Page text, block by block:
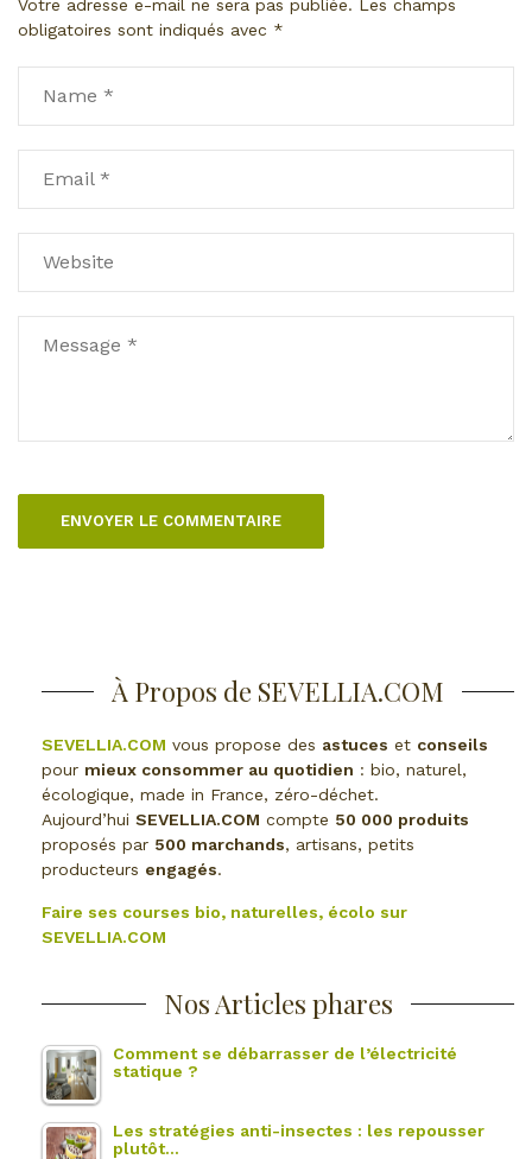
Votre adresse e-mail ne sera pas publiée. Les champs
obligatoires sont indiqués avec *
À Propos de SEVELLIA.COM
SEVELLIA.COM vous propose des astuces et conseils
pour mieux consommer au quotidien : bio, naturel,
écologique, made in France, zéro-déchet.
Aujourd’hui SEVELLIA.COM compte 50 000 produits
proposés par 500 marchands, artisans, petits
producteurs engagés.
Faire ses courses bio, naturelles, écolo sur
SEVELLIA.COM
Nos Articles phares
Comment se débarrasser de l’électricité
statique ?
Les stratégies anti-insectes : les repousser
plutôt…